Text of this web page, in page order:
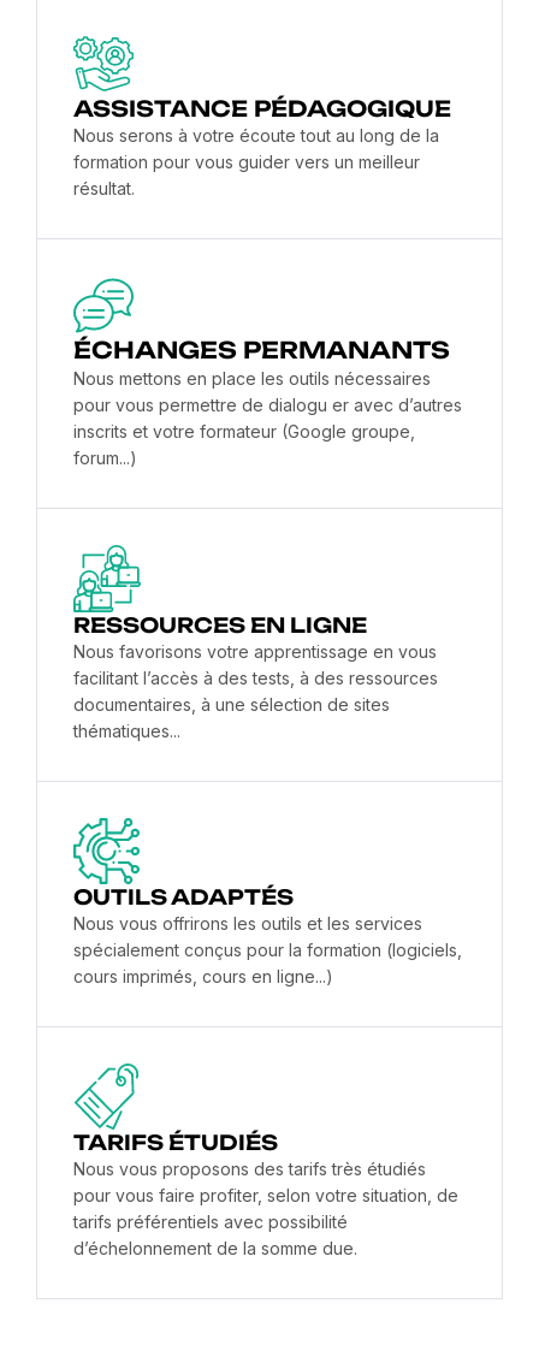
ASSISTANCE PÉDAGOGIQUE
Nous serons à votre écoute tout au long de la
formation pour vous guider vers un meilleur
résultat.
ÉCHANGES PERMANANTS
Nous mettons en place les outils nécessaires
pour vous permettre de dialogu er avec d’autres
inscrits et votre formateur (Google groupe,
forum...)
RESSOURCES EN LIGNE
Nous favorisons votre apprentissage en vous
facilitant l’accès à des tests, à des ressources
documentaires, à une sélection de sites
thématiques...
OUTILS ADAPTÉS
Nous vous offrirons les outils et les services
spécialement conçus pour la formation (logiciels,
cours imprimés, cours en ligne...)
TARIFS ÉTUDIÉS
Nous vous proposons des tarifs très étudiés
pour vous faire profiter, selon votre situation, de
tarifs préférentiels avec possibilité
d’échelonnement de la somme due.